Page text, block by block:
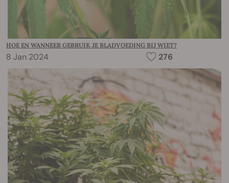
HOE EN WANNEER GEBRUIK JE BLADVOEDING BIJ WIET?
8 Jan 2024 276